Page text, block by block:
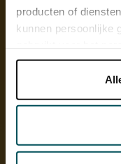
producten of
kunnen persoonlijke
onder 'aanpassen'
Lees onze
Via de